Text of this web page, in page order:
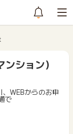
ション）
WEBからのお申
で